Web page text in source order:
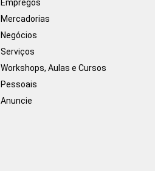
Empregos
Mercadorias
Negócios
Serviços
Workshops, Aulas e Cursos
Pessoais
Anuncie